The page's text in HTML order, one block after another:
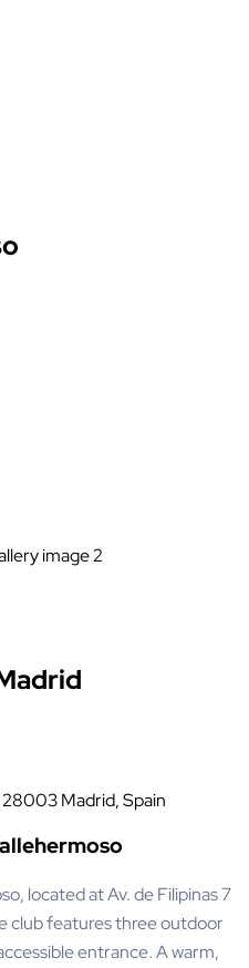
28003 Madrid, Spain
located at Av. de Filipinas 7
club features three outdoor
entrance. A warm,